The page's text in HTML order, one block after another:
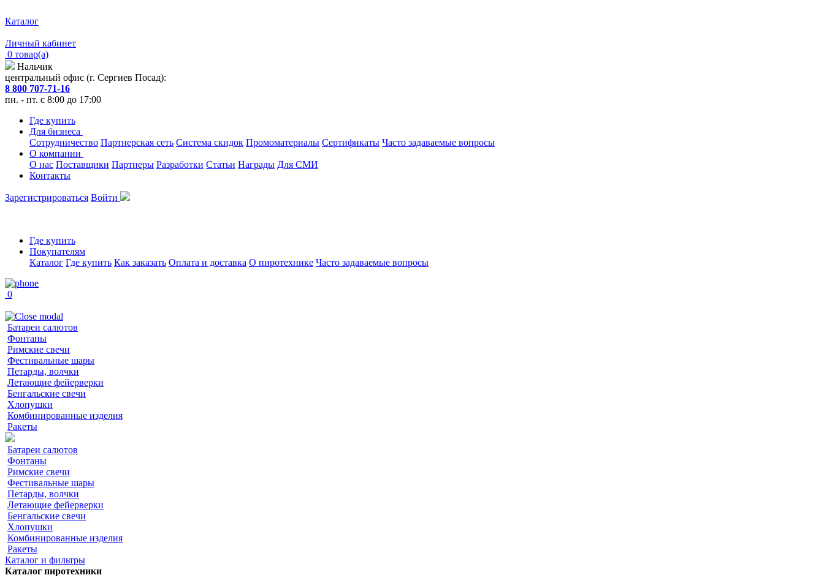
Каталог
Личный кабинет
0 товар(а)
Нальчик
центральный офис (г. Сергиев Посад):
8 800 707-71-16
пн. - пт. с 8:00 до 17:00
Где купить
Для бизнеса
Сотрудничество Партнерская сеть Система скидок Промоматериалы Сертификаты Часто задаваемые вопросы
О компании
О нас Поставщики Партнеры Разработки Статьи Награды Для СМИ
Контакты
Зарегистрироваться Войти
Где купить
Покупателям
Каталог Где купить Как заказать Оплата и доставка О пиротехнике Часто задаваемые вопросы
0
Батареи салютов
Фонтаны
Римские свечи
Фестивальные шары
Петарды, волчки
Летающие фейерверки
Бенгальские свечи
Хлопушки
Комбинированные изделия
Ракеты
Батареи салютов
Фонтаны
Римские свечи
Фестивальные шары
Петарды, волчки
Летающие фейерверки
Бенгальские свечи
Хлопушки
Комбинированные изделия
Ракеты
Каталог и фильтры
Каталог пиротехники